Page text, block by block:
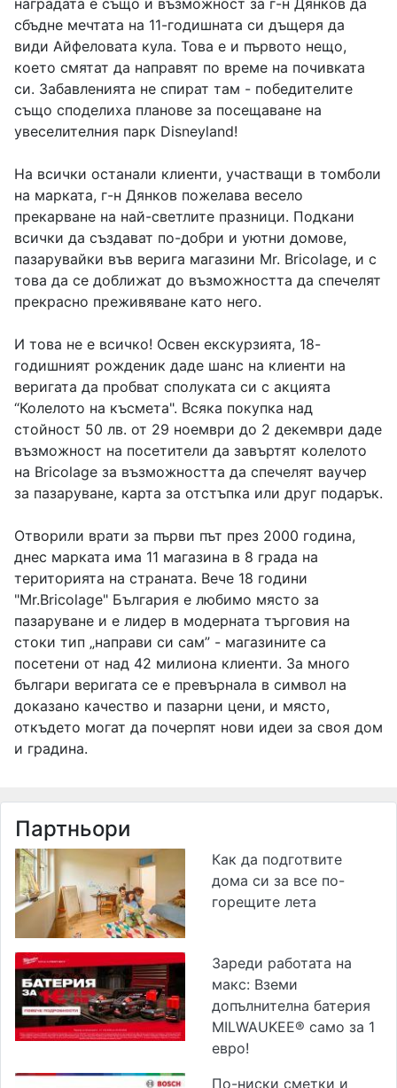
сбъдне мечтата на 11-годишната си дъщеря да
види Айфеловата кула. Това е и първото нещо,
което смятат да направят по време на почивката
си. Забавленията не спират там - победителите
също споделиха планове за посещаване на
увеселителния парк Disneyland!
На всички останали клиенти, участващи в томболи
на марката, г-н Дянков пожелава весело
прекарване на най-светлите празници. Подкани
всички да създават по-добри и уютни домове,
пазарувайки във верига магазини Mr. Bricolage, и с
това да се доближат до възможността да спечелят
прекрасно преживяване като него.
И това не е всичко! Освен екскурзията, 18-
годишният рожденик даде шанс на клиенти на
веригата да пробват сполуката си с акцията
“Колелото на късмета". Всяка покупка над
стойност 50 лв. от 29 ноември до 2 декември даде
възможност на посетители да завъртят колелото
на Bricolage за възможността да спечелят ваучер
за пазаруване, карта за отстъпка или друг подарък.
Отворили врати за първи път през 2000 година,
днес марката има 11 магазина в 8 града на
територията на страната. Вече 18 години
"Mr.Bricolage" България е любимо място за
пазаруване и е лидер в модерната търговия на
стоки тип „направи си сам” - магaзините са
посетени от над 42 милиона клиенти. За много
българи веригата се е превърнала в символ на
доказано качество и пазарни цени, и място,
откъдето могат да почерпят нови идеи за своя дом
и градина.
Партньори
Как да подготвите
дома си за все по-
горещите лета
Зареди работата на
макс: Вземи
допълнителна батерия
MILWAUKEE® само за 1
евро!
По-ниски сметки и